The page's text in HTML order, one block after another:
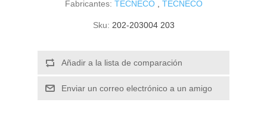
Fabricantes: TECNECO TECNECO
Sku: 202-203004 203